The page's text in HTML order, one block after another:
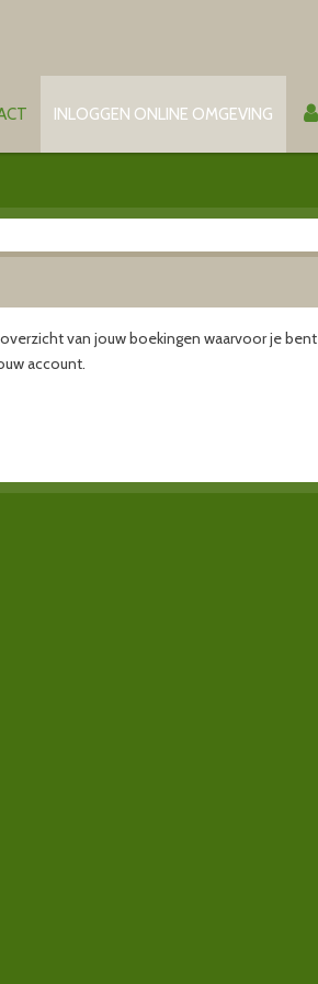
INLOGGEN ONLINE OMGEVING
van jouw boekingen waarvoor je bent
account.